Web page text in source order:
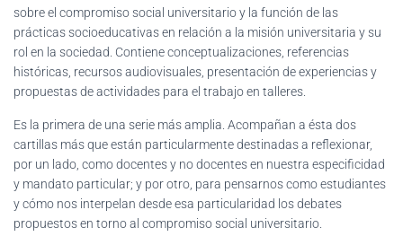
sobre el compromiso social universitario y la función de las
prácticas socioeducativas en relación a la misión universitaria y su
rol en la sociedad. Contiene conceptualizaciones, referencias
históricas, recursos audiovisuales, presentación de experiencias y
propuestas de actividades para el trabajo en talleres.
Es la primera de una serie más amplia. Acompañan a ésta dos
cartillas más que están particularmente destinadas a reflexionar,
por un lado, como docentes y no docentes en nuestra especificidad
y mandato particular; y por otro, para pensarnos como estudiantes
y cómo nos interpelan desde esa particularidad los debates
propuestos en torno al compromiso social universitario.